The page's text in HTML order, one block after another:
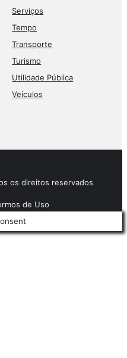
Serviços
Tempo
Transporte
Turismo
Utilidade Pública
Veículos
os direitos reservados
de Uso